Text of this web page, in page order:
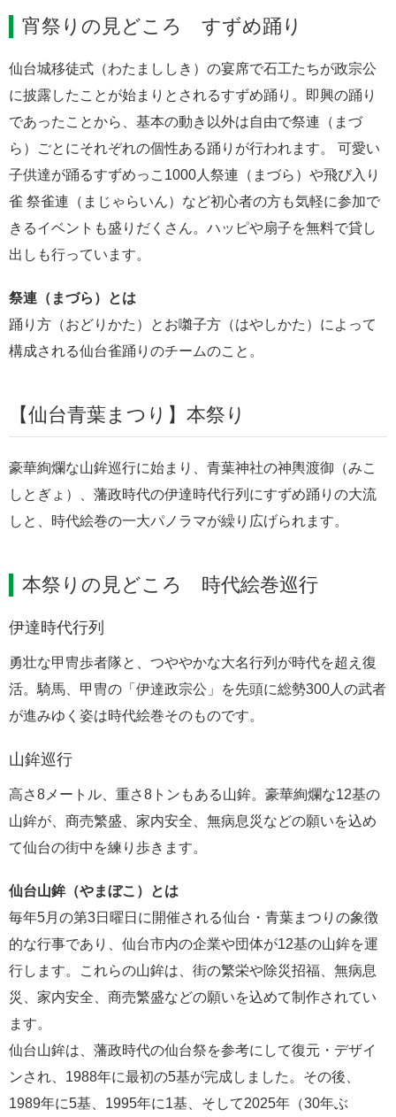
宵祭りの見どころ すずめ踊り
仙台城移徒式（わたまししき）の宴席で石工たちが政宗公
に披露したことが始まりとされるすずめ踊り。即興の踊り
であったことから、基本の動き以外は自由で祭連（まづ
ら）ごとにそれぞれの個性ある踊りが行われます。 可愛い
子供達が踊るすずめっこ1000人祭連（まづら）や飛び入り
雀 祭雀連（まじゃらいん）など初心者の方も気軽に参加で
きるイベントも盛りだくさん。ハッピや扇子を無料で貸し
出しも行っています。
祭連（まづら）とは
踊り方（おどりかた）とお囃子方（はやしかた）によって
構成される仙台雀踊りのチームのこと。
【仙台青葉まつり】本祭り
豪華絢爛な山鉾巡行に始まり、青葉神社の神輿渡御（みこ
しとぎょ）、藩政時代の伊達時代行列にすずめ踊りの大流
しと、時代絵巻の一大パノラマが繰り広げられます。
本祭りの見どころ 時代絵巻巡行
伊達時代行列
勇壮な甲冑歩者隊と、つややかな大名行列が時代を超え復
活。騎馬、甲冑の「伊達政宗公」を先頭に総勢300人の武者
が進みゆく姿は時代絵巻そのものです。
山鉾巡行
高さ8メートル、重さ8トンもある山鉾。豪華絢爛な12基の
山鉾が、商売繁盛、家内安全、無病息災などの願いを込め
て仙台の街中を練り歩きます。
仙台山鉾（やまぼこ）とは
毎年5月の第3日曜日に開催される仙台・青葉まつりの象徴
的な行事であり、仙台市内の企業や団体が12基の山鉾を運
行します。これらの山鉾は、街の繁栄や除災招福、無病息
災、家内安全、商売繁盛などの願いを込めて制作されてい
ます。
仙台山鉾は、藩政時代の仙台祭を参考にして復元・デザイ
ンされ、1988年に最初の5基が完成しました。その後、
1989年に5基、1995年に1基、そして2025年（30年ぶ